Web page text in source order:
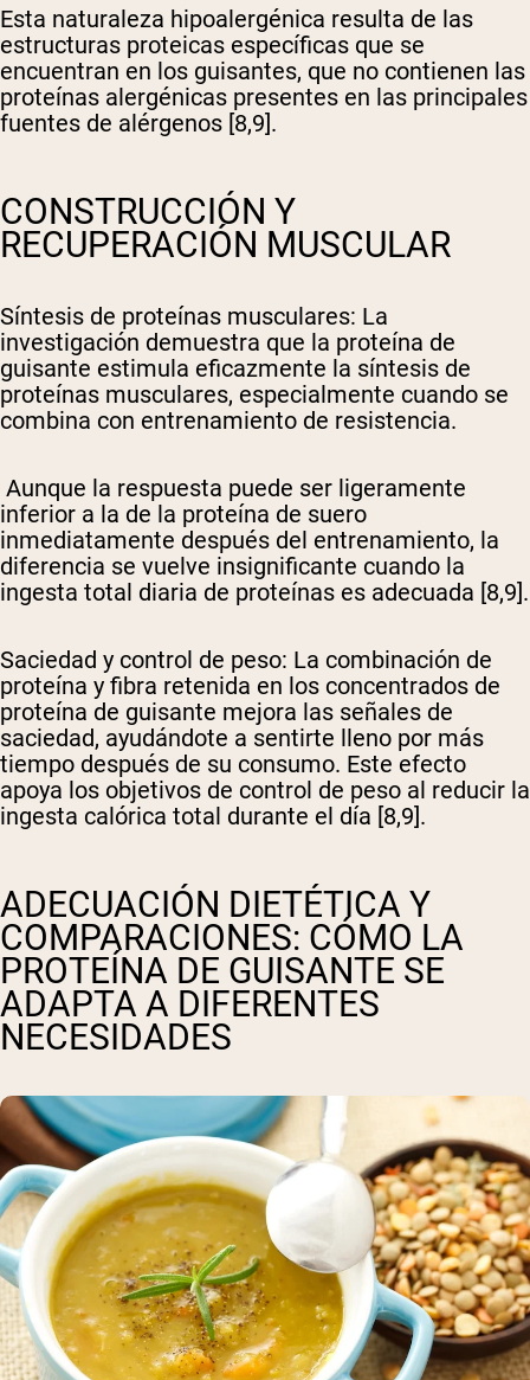
Esta naturaleza hipoalergénica resulta de las
estructuras proteicas específicas que se
encuentran en los guisantes, que no contienen las
proteínas alergénicas presentes en las principales
fuentes de alérgenos [8,9].
CONSTRUCCIÓN Y
RECUPERACIÓN MUSCULAR
Síntesis de proteínas musculares: La
investigación demuestra que la proteína de
guisante estimula eficazmente la síntesis de
proteínas musculares, especialmente cuando se
combina con entrenamiento de resistencia.
Aunque la respuesta puede ser ligeramente
inferior a la de la proteína de suero
inmediatamente después del entrenamiento, la
diferencia se vuelve insignificante cuando la
ingesta total diaria de proteínas es adecuada [8,9].
Saciedad y control de peso: La combinación de
proteína y fibra retenida en los concentrados de
proteína de guisante mejora las señales de
saciedad, ayudándote a sentirte lleno por más
tiempo después de su consumo. Este efecto
apoya los objetivos de control de peso al reducir la
ingesta calórica total durante el día [8,9].
ADECUACIÓN DIETÉTICA Y
COMPARACIONES: CÓMO LA
PROTEÍNA DE GUISANTE SE
ADAPTA A DIFERENTES
NECESIDADES